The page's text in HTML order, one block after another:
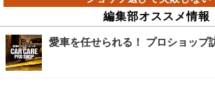
編集部オススメ情報
愛車を任せられる！ プロショップ